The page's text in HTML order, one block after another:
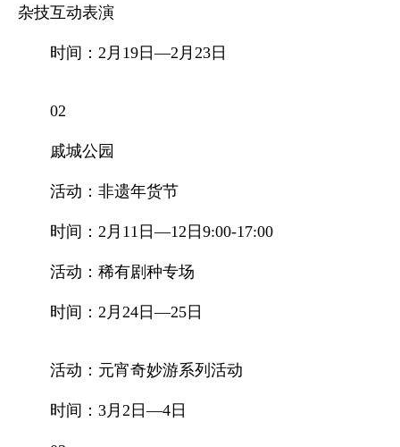
杂技互动表演
时间：2月19日—2月23日
02
戚城公园
活动：非遗年货节
时间：2月11日—12日9:00-17:00
活动：稀有剧种专场
时间：2月24日—25日
活动：元宵奇妙游系列活动
时间：3月2日—4日